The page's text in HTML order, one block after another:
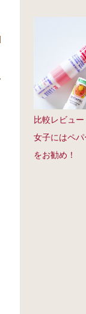
比較レビュ
女子にはペ
をお勧め！